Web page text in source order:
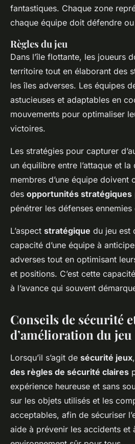
fantastiques. Chaque zone
chaque équipe doit défendre
Règles du jeu
Dans l’île flottante, les joueurs
territoire tout en élaborant des
les îles adverses. Les équipes
astucieuses et adaptables en
mouvements pour optimaliser
victoires.
Les stratégies pour capturer
un équilibre entre l’attaque et la
membres d’une équipe
des opportunités stratégiques
pénétrer les défenses
L’aspect stratégique du jeu est
capacité d’une équipe à
adverses tout en optimisant
et positions. C’est cette
à l’avance qui souvent
Conseils de sécurité
d’amélioration du jeu
Lorsqu’il s’agit de sécurité jeux
des règles de sécurité claires
expérience heureuse et sans
sur les objets utilisés et les
acceptables, afin de sécuriser
aide à prévenir les accidents et